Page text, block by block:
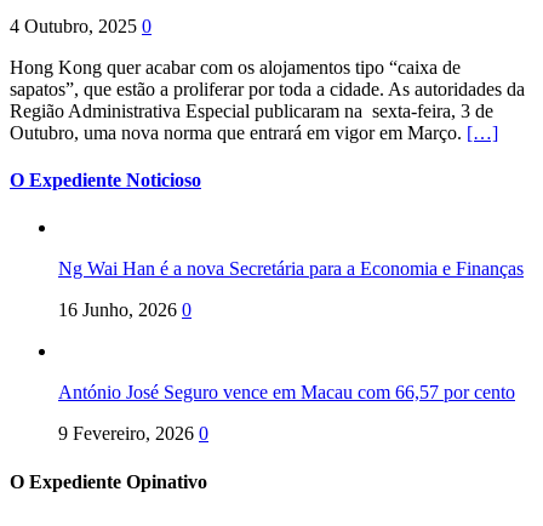
4 Outubro, 2025 0
Hong Kong quer acabar com os alojamentos tipo “caixa de
sapatos”, que estão a proliferar por toda a cidade. As autoridades da
Região Administrativa Especial publicaram na sexta-feira, 3 de
Outubro, uma nova norma que entrará em vigor em Março. […]
O Expediente Noticioso
Ng Wai Han é a nova Secretária para a Economia e Finanças
16 Junho, 2026 0
António José Seguro vence em Macau com 66,57 por cento
9 Fevereiro, 2026 0
O Expediente Opinativo